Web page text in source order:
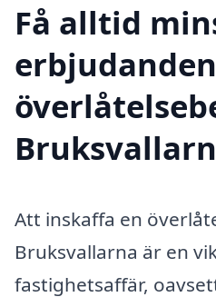
Få alltid
Att inskaffa en
Bruksvallarna är en
fastighetsaffär,